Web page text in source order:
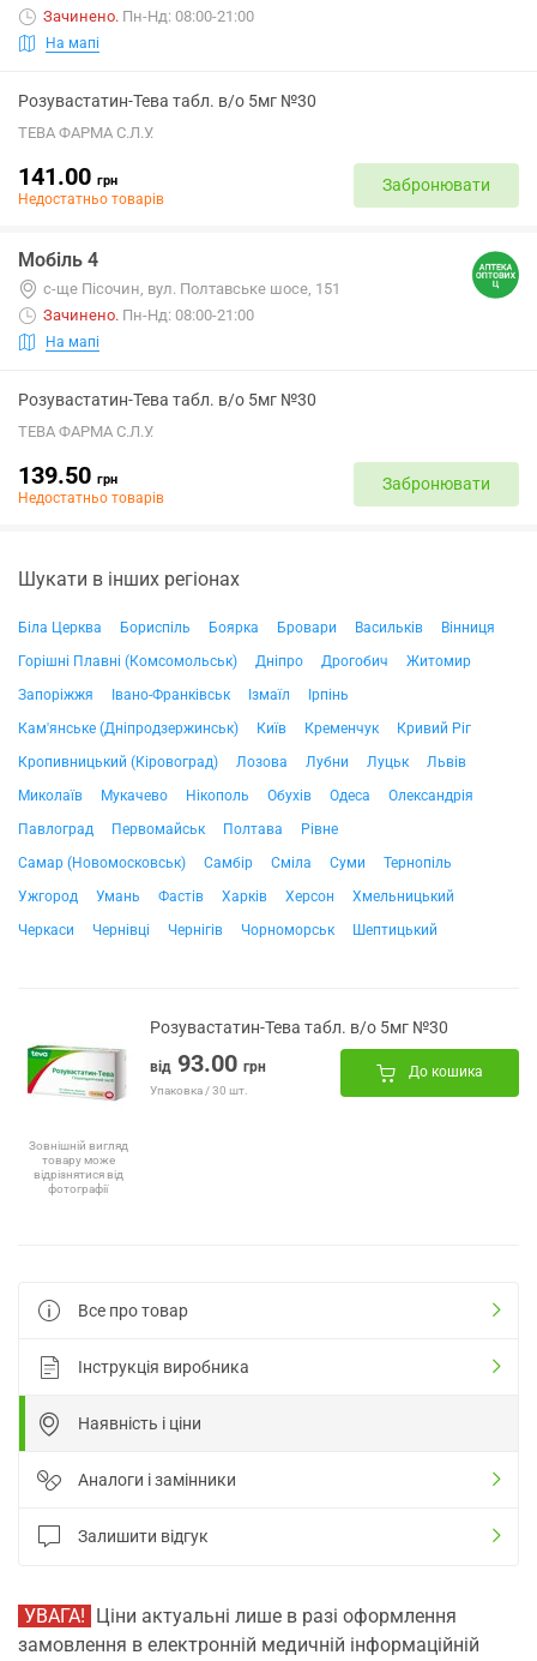
Зачинено. Пн-Нд: 08:00-21:00
На мапі
Розувастатин-Тева табл. в/о 5мг №30
ТЕВА ФАРМА С.Л.У.
141.00 грн
Недостатньо товарів
Забронювати
Мобіль 4
с-ще Пісочин, вул. Полтавське шосе, 151
Зачинено. Пн-Нд: 08:00-21:00
На мапі
Розувастатин-Тева табл. в/о 5мг №30
ТЕВА ФАРМА С.Л.У.
139.50 грн
Недостатньо товарів
Забронювати
Шукати в інших регіонах
Біла Церква Бориспіль Боярка Бровари Васильків
Вінниця
Горішні Плавні (Комсомольськ)
Дніпро Дрогобич
Житомир
Запоріжжя
Івано-Франківськ Ізмаїл
Ірпінь
Кам'янське (Дніпродзержинськ)
Київ Кременчук
Кривий Ріг
Кропивницький (Кіровоград)
Лозова Лубни Луцьк
Львів
Миколаїв
Мукачево Нікополь Обухів Одеса
Олександрія
Павлоград
Первомайськ Полтава
Рівне
Самар (Новомосковськ)
Самбір Сміла Суми
Тернопіль
Ужгород
Умань Фастів Харків Херсон
Хмельницький
Черкаси
Чернівці Чернігів Чорноморськ Шептицький
Зовнішній вигляд
товару може
відрізнятися від
фотографії
Розувастатин-Тева табл. в/о 5мг №30
від 93.00 грн
Упаковка / 30 шт.
До кошика
Все про товар
Інструкція виробника
Наявність і ціни
Аналоги і замінники
Залишити відгук
УВАГА! Ціни актуальні лише в разі оформлення
замовлення в електронній медичній інформаційній